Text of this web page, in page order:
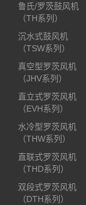
鲁氏/罗茨鼓风机
（TH系列）
沉水式鼓风机
（TSW系列）
真空型罗茨风机
（JHV系列）
直立式罗茨风机
（EVH系列）
水冷型罗茨风机
（THW系列）
直联式罗茨风机
（THD系列）
双段式罗茨风机
（DTH系列）